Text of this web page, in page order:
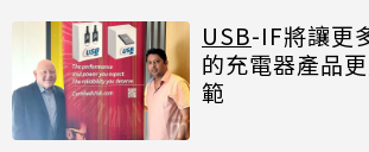
USB-IF將讓更
的充電器產品
範